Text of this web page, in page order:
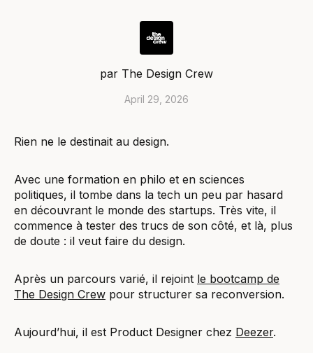
par The Design Crew
April 29, 2026
Rien ne le destinait au design.
Avec une formation en philo et en sciences
politiques, il tombe dans la tech un peu par hasard
en découvrant le monde des startups. Très vite, il
commence à tester des trucs de son côté, et là, plus
de doute : il veut faire du design.
Après un parcours varié, il rejoint le bootcamp de
The Design Crew pour structurer sa reconversion.
Aujourd’hui, il est Product Designer chez Deezer.